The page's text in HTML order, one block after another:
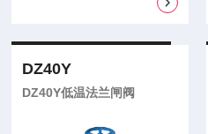
DZ40Y
DZ40Y低温法兰闸阀